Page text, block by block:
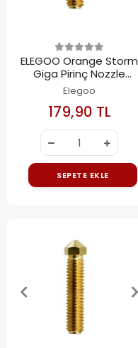
ELEGOO Orange Storm
Giga Pirinç Nozzle
0.8mm
Elegoo
179,90 TL
SEPETE EKLE